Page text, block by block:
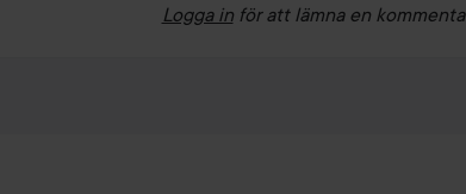
Logga in för att lämna en